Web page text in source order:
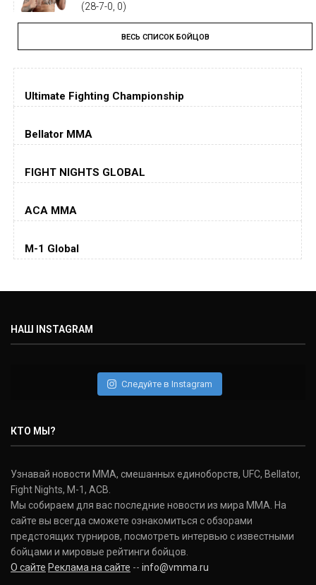
(28-7-0, 0)
Тайрон Вудли
Tyron Woodley
(19-5-1, 0)
Дастин Порье
(26-6-0, 1)
Jorge Masvidal
Колби Ковингтон
Дэниель Кормье
(22-2-0, 1)
Donald Cerrone
(36-15-0, 1)
Исраэль Адесанья
Israel Adesanya
(19-0-0, 0)
ВЕСЬ СПИСОК БОЙЦОВ
Ultimate Fighting Championship
Bellator MMA
FIGHT NIGHTS GLOBAL
ACA MMA
M-1 Global
НАШ INSTAGRAM
Следуйте в Instagram
КТО МЫ?
Узнавай новости ММА, смешанных единоборств, UFC, Bellator,
Fight Nights, M-1, ACB.
Мы собираем для вас последние новости из мира ММА. На
сайте вы всегда сможете ознакомиться с обзорами
предстоящих турниров, посмотреть интервью с известными
бойцами и мировые рейтинги бойцов.
О сайте Реклама на сайте -- info@vmma.ru